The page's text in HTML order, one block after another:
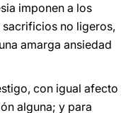
imponen a los
no ligeros,
amarga ansiedad
con igual afecto
alguna; y para